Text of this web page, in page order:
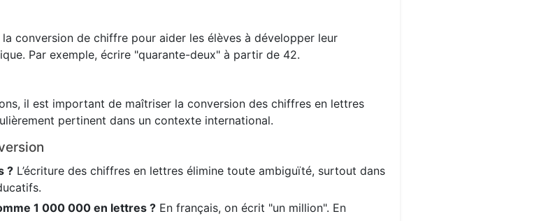
conversion de chiffre pour aider les élèves à développer leur
Par exemple, écrire "quarante-deux" à partir de 42.
il est important de maîtriser la conversion des chiffres en lettres
pertinent dans un contexte international.
? L’écriture des chiffres en lettres élimine toute ambiguïté, surtout dans
1 000 000 en lettres ? En français, on écrit "un million". En